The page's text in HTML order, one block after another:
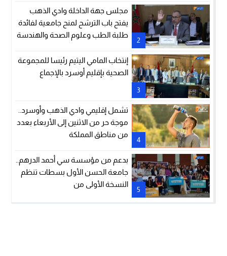
2
مجلس جهة الداخلة وادي الذهب
يفتح باب الترشح لمنح جامعية لفائدة
طلبة الطب وعلوم الصحة والهندسة
3
إنتخاب المامي اليتيم رئيسا للمجموعة
الصحية بإقليم أوسرد بالإجماع
4
تشمل إقليمي وادي الذهب وأوسرد..
موجة حر من الاثنين إلى الأربعاء بعدد
من مناطق المملكة
5
بدعم من مؤسسة سي أحمد الدرهم..
جامعة الحسن الأول بسطات تنظم
النسخة الأولى من